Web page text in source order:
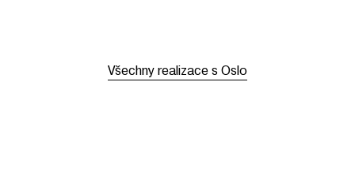
Všechny realizace s Oslo